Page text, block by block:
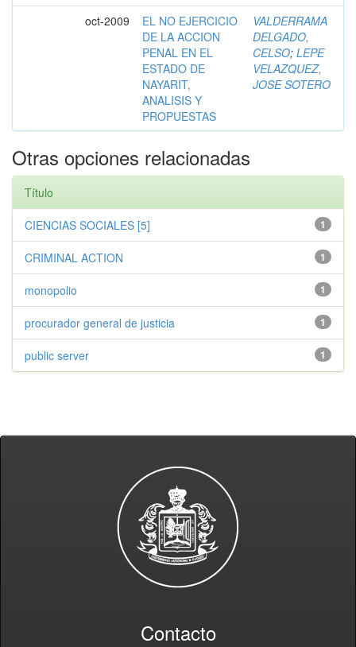
oct-2009
EL NO EJERCICIO
DE LA ACCION
PENAL EN EL
ESTADO DE
NAYARIT,
ANALISIS Y
PROPUESTAS
VALDERRAMA
DELGADO,
CELSO; LEPE
VELAZQUEZ,
JOSE SOTERO
Otras opciones relacionadas
Título
1
CIENCIAS SOCIALES [5]
1
CRIMINAL ACTION
1
monopolio
1
procurador general de justicia
1
public server
Contacto